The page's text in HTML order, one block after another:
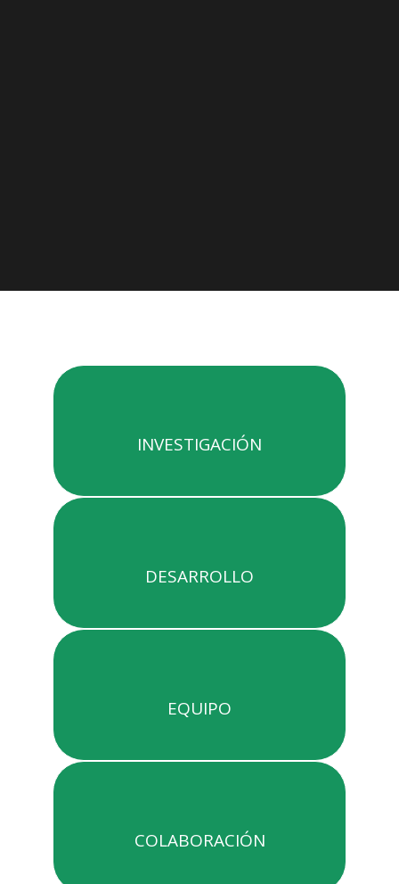
INVESTIGACIÓN
DESARROLLO
EQUIPO
COLABORACIÓN